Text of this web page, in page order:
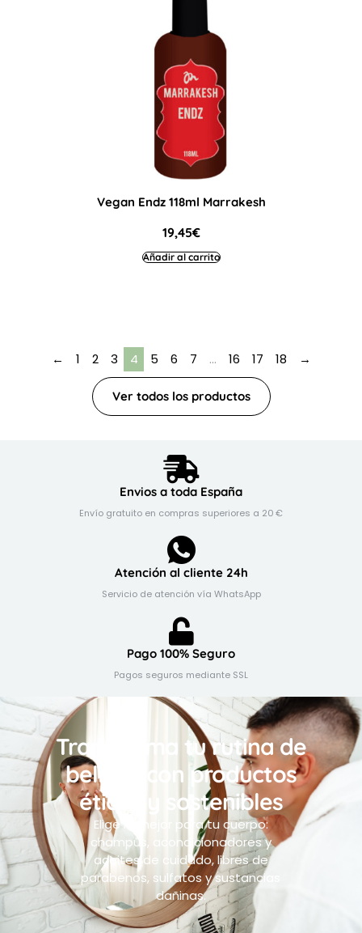
Vegan Endz 118ml Marrakesh
19,45€
Añadir al carrito
← 1 2 3 4 5 6 7 … 16 17 18 →
Ver todos los productos
Envios a toda España
Envío gratuito en compras superiores a 20 €
Atención al cliente 24h
Servicio de atención vía WhatsApp
Pago 100% Seguro
Pagos seguros mediante SSL
Transforma tu rutina de
belleza con productos
éticos y sostenibles
Elige lo mejor para tu cuerpo:
champús, acondicionadores y
aceites de cuidado, libres de
parabenos, sulfatos y sustancias
dañinas.